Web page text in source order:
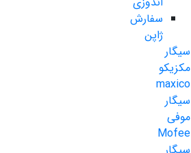
سفارش
ژاپن
سیگار
مکزیکو
maxico
سیگار
موفی
Mofee